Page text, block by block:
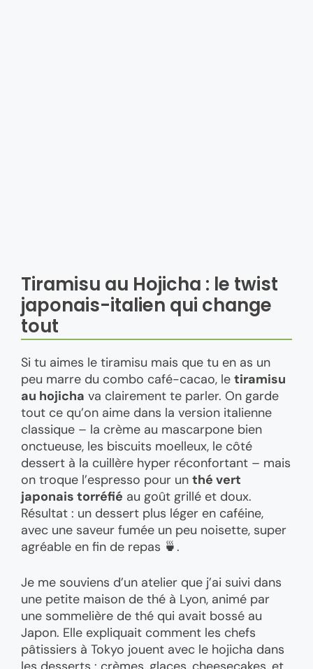
Tiramisu au Hojicha : le twist
japonais-italien qui change
tout
Si tu aimes le tiramisu mais que tu en as un
peu marre du combo café-cacao, le tiramisu
au hojicha va clairement te parler. On garde
tout ce qu’on aime dans la version italienne
classique – la crème au mascarpone bien
onctueuse, les biscuits moelleux, le côté
dessert à la cuillère hyper réconfortant – mais
on troque l’espresso pour un thé vert
japonais torréfié au goût grillé et doux.
Résultat : un dessert plus léger en caféine,
avec une saveur fumée un peu noisette, super
agréable en fin de repas 🍵.
Je me souviens d’un atelier que j’ai suivi dans
une petite maison de thé à Lyon, animé par
une sommelière de thé qui avait bossé au
Japon. Elle expliquait comment les chefs
pâtissiers à Tokyo jouent avec le hojicha dans